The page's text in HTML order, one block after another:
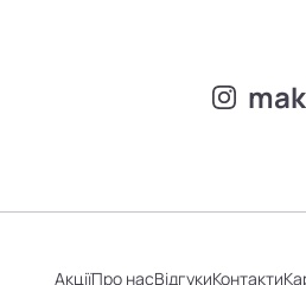
АкціїПро насВідгукиКонтакти